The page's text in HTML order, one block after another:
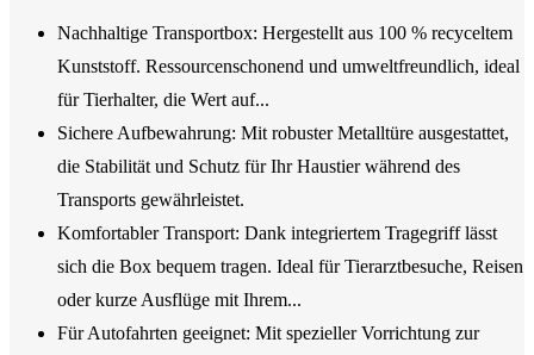
Nachhaltige Transportbox: Hergestellt aus 100 % recyceltem
Kunststoff. Ressourcenschonend und umweltfreundlich, ideal
für Tierhalter, die Wert auf...
Sichere Aufbewahrung: Mit robuster Metalltüre ausgestattet,
die Stabilität und Schutz für Ihr Haustier während des
Transports gewährleistet.
Komfortabler Transport: Dank integriertem Tragegriff lässt
sich die Box bequem tragen. Ideal für Tierarztbesuche, Reisen
oder kurze Ausflüge mit Ihrem...
Für Autofahrten geeignet: Mit spezieller Vorrichtung zur